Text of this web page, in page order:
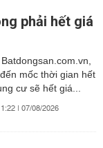
phải hết giá
mốc thời gian hết
cư sẽ hết giá...
| 07/08/2026